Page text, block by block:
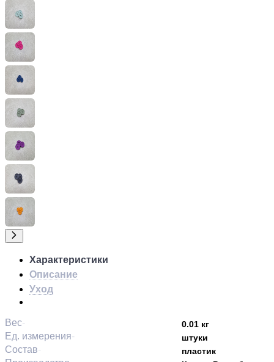
Характеристики
Описание
Уход
Вес 0.01 кг
Ед. измерения штуки
Состав пластик